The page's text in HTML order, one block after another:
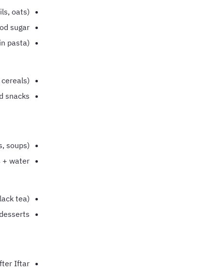
oats)
sugar
pasta)
snacks
soups)
+ water
tea)
Iftar